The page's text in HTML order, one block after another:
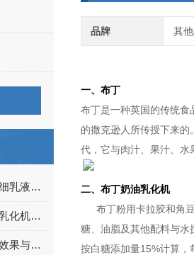
高剪切乳化机：打造精细乳液的工具
基于流体力学的高剪切乳化机设计与效率提升
高剪切乳化机提升乳化效果与产品质量
品牌 其
一、布丁
布丁是一种英国的传统食
的撒克逊人所传授下来的
代，它与肉汁、果汁、
二、布丁奶油乳化机
布丁粉用卡拉胶和角
糖、油脂及其他配料与水
按白糖添加量15%计算